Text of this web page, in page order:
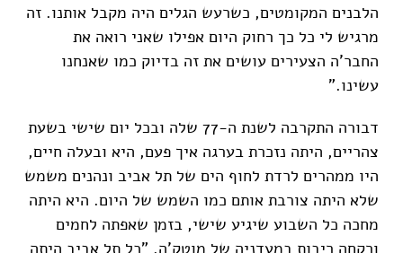
הלבנים המקומטים, כשרעש הגלים היה מקבל אותנו. זה
מרגיש לי כל כך רחוק היום אפילו שאני רואה את
החבר'ה הצעירים עושים את זה בדיוק כמו שאנחנו
עשינו.”
דבורה התקרבה לשנת ה-77 שלה ובכל יום שישי בשעת
צהריים, היתה נזכרת בערגה איך פעם, היא ובעלה חיים,
היו ממהרים לרדת לחוף הים של תל אביב ונהנים משמש
שלא היתה צורבת אותם כמו השמש של היום. היא היתה
מחכה כל השבוע שיגיע שישי, בזמן שאפתה לחמים
ורקחה ריבות במעדניה של מוטק'ה. "כל תל אביב היתה